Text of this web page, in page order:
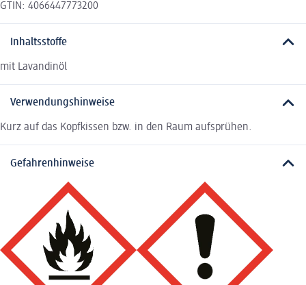
GTIN: 4066447773200
Inhaltsstoffe
mit Lavandinöl
Verwendungshinweise
Kurz auf das Kopfkissen bzw. in den Raum aufsprühen.
Gefahrenhinweise